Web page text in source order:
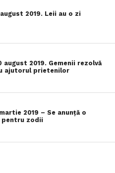
2019. Leii au o zi
2019. Gemenii rezolvă
ajutorul prietenilor
2019 – Se anunță o
pentru zodii